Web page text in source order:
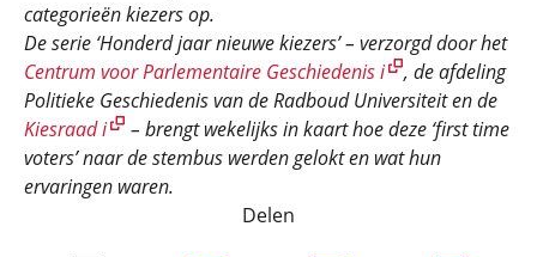
categorieën kiezers op.
De serie ‘Honderd jaar nieuwe kiezers’ – verzorgd door het
Centrum voor Parlementaire Geschiedenis i
, de afdeling
Politieke Geschiedenis van de Radboud Universiteit en de
Kiesraad i
– brengt wekelijks in kaart hoe deze ‘first time
voters’ naar de stembus werden gelokt en wat hun
ervaringen waren.
Delen